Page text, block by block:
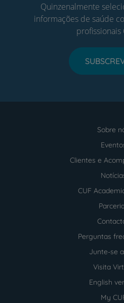
Quinzenalmente
informações de saúde
profissionais
Sobre
Clientes e
CUF
Perguntas
Junte-se
Visita
English
My